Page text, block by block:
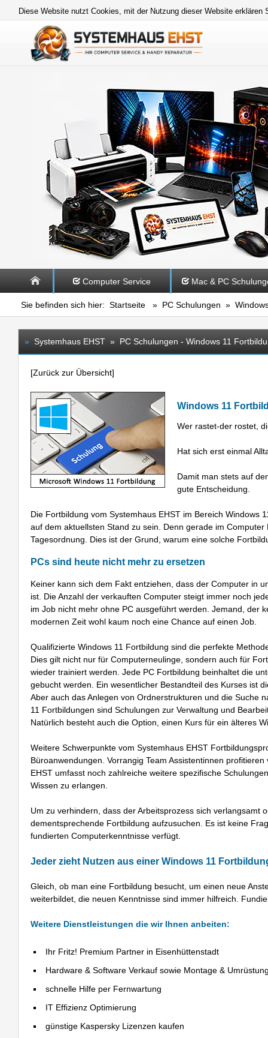
Diese Website nutzt Cookies, mit der Nutzung dieser Website
Computer Service Mac & PC
Sie befinden sich hier: Startseite » PC Schulungen »
» Systemhaus EHST » PC Schulungen - Windows 11
[Zurück zur Übersicht]
Windows 11
Wer rastet-der rostet,
Hat sich erst einmal
Damit man stets auf
gute Entscheidung.
Die Fortbildung vom Systemhaus EHST im Bereich Windows
auf dem aktuellsten Stand zu sein. Denn gerade im
Tagesordnung. Dies ist der Grund, warum eine solche
PCs sind heute nicht mehr zu ersetzen
Keiner kann sich dem Fakt entziehen, dass der Computer in
ist. Die Anzahl der verkauften Computer steigt immer noch
im Job nicht mehr ohne PC ausgeführt werden. Jemand, der
modernen Zeit wohl kaum noch eine Chance auf einen Job.
Qualifizierte Windows 11 Fortbildung sind die perfekte
Dies gilt nicht nur für Computerneulinge, sondern auch für
wieder trainiert werden. Jede PC Fortbildung beinhaltet die
gebucht werden. Ein wesentlicher Bestandteil des Kurses ist
Aber auch das Anlegen von Ordnerstrukturen und die Suche
11 Fortbildungen sind Schulungen zur Verwaltung und
Natürlich besteht auch die Option, einen Kurs für ein älteres
Weitere Schwerpunkte vom Systemhaus EHST
Büroanwendungen. Vorrangig Team Assistentinnen
EHST umfasst noch zahlreiche weitere spezifische
Wissen zu erlangen.
Um zu verhindern, dass der Arbeitsprozess sich verlangsamt
dementsprechende Fortbildung aufzusuchen. Es ist keine
fundierten Computerkenntnisse verfügt.
Jeder zieht Nutzen aus einer Windows 11
Gleich, ob man eine Fortbildung besucht, um einen neue
weiterbildet, die neuen Kenntnisse sind immer hilfreich.
Weitere Dienstleistungen die wir Ihnen anbeiten:
Ihr Fritz! Premium Partner in Eisenhüttenstadt
Hardware & Software Verkauf sowie Montage &
schnelle Hilfe per Fernwartung
IT Effizienz Optimierung
günstige Kaspersky Lizenzen kaufen